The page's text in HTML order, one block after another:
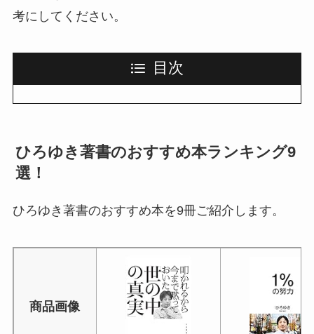
考にしてください。
目次
ひろゆき著書のおすすめ本ランキング9
選！
ひろゆき著書のおすすめ本を9冊ご紹介します。
商品画像